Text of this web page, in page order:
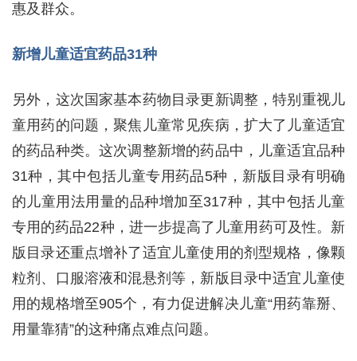
惠及群众。
新增儿童适宜药品31种
另外，这次国家基本药物目录更新调整，特别重视儿
童用药的问题，聚焦儿童常见疾病，扩大了儿童适宜
的药品种类。这次调整新增的药品中，儿童适宜品种
31种，其中包括儿童专用药品5种，新版目录有明确
的儿童用法用量的品种增加至317种，其中包括儿童
专用的药品22种，进一步提高了儿童用药可及性。新
版目录还重点增补了适宜儿童使用的剂型规格，像颗
粒剂、口服溶液和混悬剂等，新版目录中适宜儿童使
用的规格增至905个，有力促进解决儿童“用药靠掰、
用量靠猜”的这种痛点难点问题。